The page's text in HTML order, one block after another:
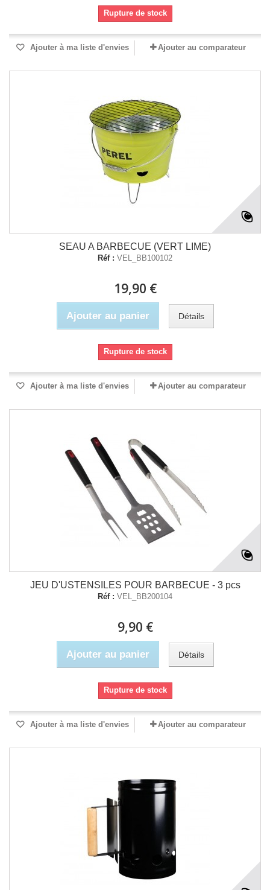
Rupture de stock
Ajouter à ma liste d'envies Ajouter au comparateur
SEAU A BARBECUE (VERT LIME)
Réf : VEL_BB100102
19,90 €
Ajouter au panier Détails
Rupture de stock
Ajouter à ma liste d'envies Ajouter au comparateur
JEU D'USTENSILES POUR BARBECUE - 3 pcs
Réf : VEL_BB200104
9,90 €
Ajouter au panier Détails
Rupture de stock
Ajouter à ma liste d'envies Ajouter au comparateur